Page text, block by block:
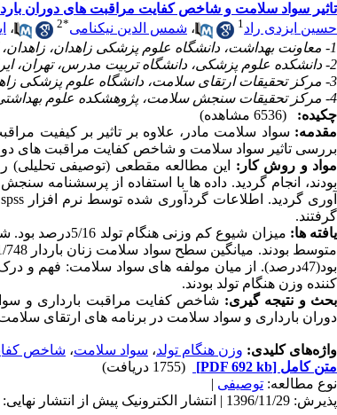
تاثیر سواد سلامت و شاخص کفایت مراقبت های دوران
حسین ایزدی راد1 ، شمس الدین نیکنامی*
2 ،
1- معاونت بهداشت، دانشگاه علوم پزشکی زاهدان، زاهدان، ایران
2- دانشکده علوم پزشکی، دانشگاه تربیت مدرس، تهران، ایران
3- مرکز تحقیقات ارتقای سلامت، دانشگاه علوم پزشکی زاهدان، زاهدان، ایران
4- مرکز تحقیقات سنجش سلامت، پژوهشکده علوم بهداشتی جهاد دانشگاهی، تهران، ایران
چکیده:
(6536 مشاهده)
مقدمه: سواد سلامت مادر، علاوه بر تاثیر بر کیفیت
بررسی تاثیر سواد سلامت و شاخص کفایت مراقبت های
مواد و روش کار:
گرفتند.
یافته ها:
کننده وزن هنگام تولد بودند.
بحث و نتیجه گیری: شاخص کفایت مراقبت بارداری و
دوران بارداری و سواد سلامت در برنامه های ارتقای
واژه‌های کلیدی: وزن هنگام تولد، سواد سلامت، شاخص
متن کامل [PDF 692 kb]
(1755 دریافت)
نوع مطالعه: توصیفی |
پذیرش: 1396/11/29 | انتشار الکترونیک پیش از انتشار نهایی: 1396/12/5 | انتشار: 1396/12/24